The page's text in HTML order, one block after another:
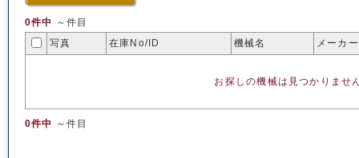
0件中
～件目
写真
在庫No/ID 機械名 メーカ
0件中 ～件目
お探しの機械は見つかりませ